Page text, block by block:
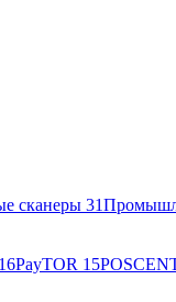
сканеры 31
16PayTOR 15